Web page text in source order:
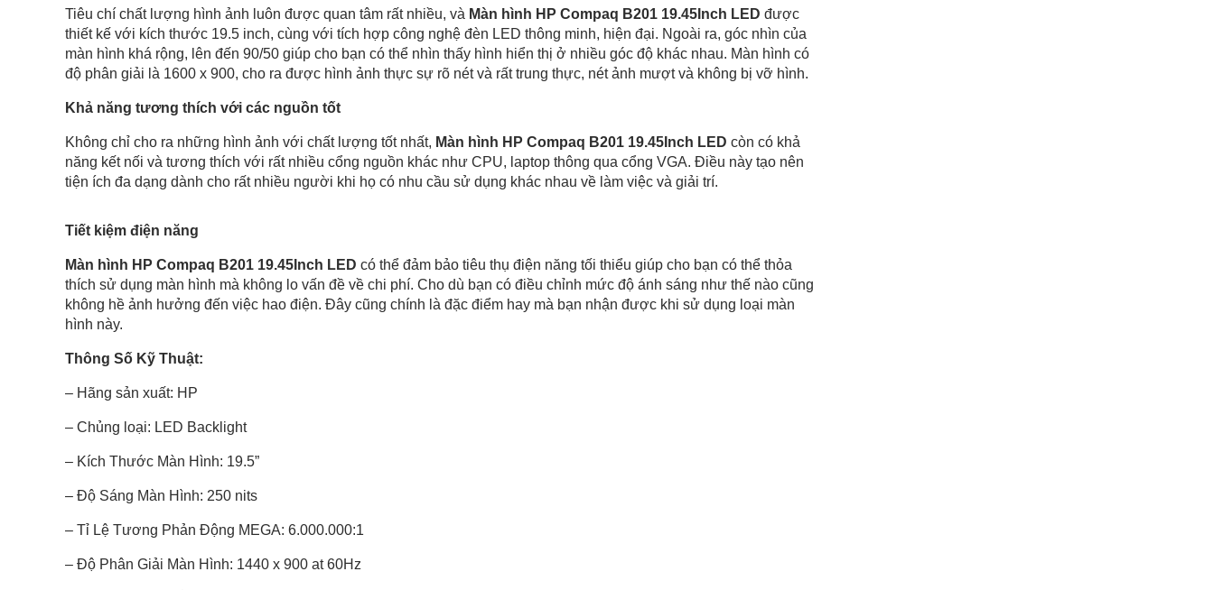
Tiêu chí chất lượng hình ảnh luôn được quan tâm rất nhiều, và Màn hình HP Compaq B201 19.45Inch LED được
thiết kế với kích thước 19.5 inch, cùng với tích hợp công nghệ đèn LED thông minh, hiện đại. Ngoài ra, góc nhìn của
màn hình khá rộng, lên đến 90/50 giúp cho bạn có thể nhìn thấy hình hiển thị ở nhiều góc độ khác nhau. Màn hình có
độ phân giải là 1600 x 900, cho ra được hình ảnh thực sự rõ nét và rất trung thực, nét ảnh mượt và không bị vỡ hình.
Khả năng tương thích với các nguồn tốt
Không chỉ cho ra những hình ảnh với chất lượng tốt nhất, Màn hình HP Compaq B201 19.45Inch LED còn có khả
năng kết nối và tương thích với rất nhiều cổng nguồn khác như CPU, laptop thông qua cổng VGA. Điều này tạo nên
tiện ích đa dạng dành cho rất nhiều người khi họ có nhu cầu sử dụng khác nhau về làm việc và giải trí.
Tiết kiệm điện năng
Màn hình HP Compaq B201 19.45Inch LED có thể đảm bảo tiêu thụ điện năng tối thiểu giúp cho bạn có thể thỏa
thích sử dụng màn hình mà không lo vấn đề về chi phí. Cho dù bạn có điều chỉnh mức độ ánh sáng như thế nào cũng
không hề ảnh hưởng đến việc hao điện. Đây cũng chính là đặc điểm hay mà bạn nhận được khi sử dụng loại màn
hình này.
Thông Số Kỹ Thuật:
– Hãng sản xuất: HP
– Chủng loại: LED Backlight
– Kích Thước Màn Hình: 19.5”
– Độ Sáng Màn Hình: 250 nits
– Tỉ Lệ Tương Phản Động MEGA: 6.000.000:1
– Độ Phân Giải Màn Hình: 1440 x 900 at 60Hz